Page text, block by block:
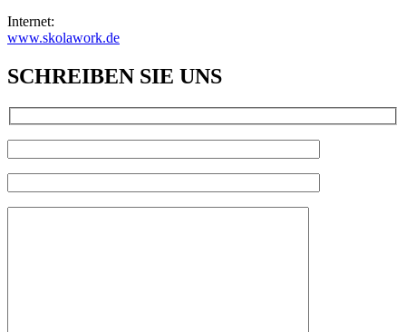
Internet:
www.skolawork.de
SCHREIBEN SIE UNS